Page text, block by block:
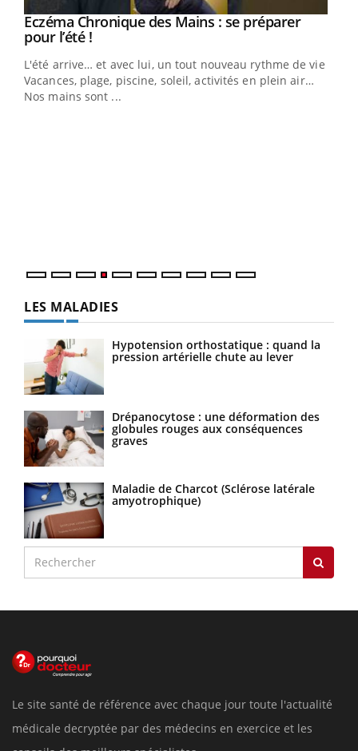
Youtube
Eczéma Chronique des Mains : se préparer
pour l’été !Youtube
L'été arrive… et avec lui, un tout nouveau rythme de vie !
Vacances, plage, piscine, soleil, activités en plein air…
Nos mains sont ...
LES MALADIES
Hypotension orthostatique : quand la
pression artérielle chute au lever
Drépanocytose : une déformation des
globules rouges aux conséquences
graves
Maladie de Charcot (Sclérose latérale
amyotrophique)
Le site santé de référence avec chaque jour toute l'actualité
médicale decryptée par des médecins en exercice et les